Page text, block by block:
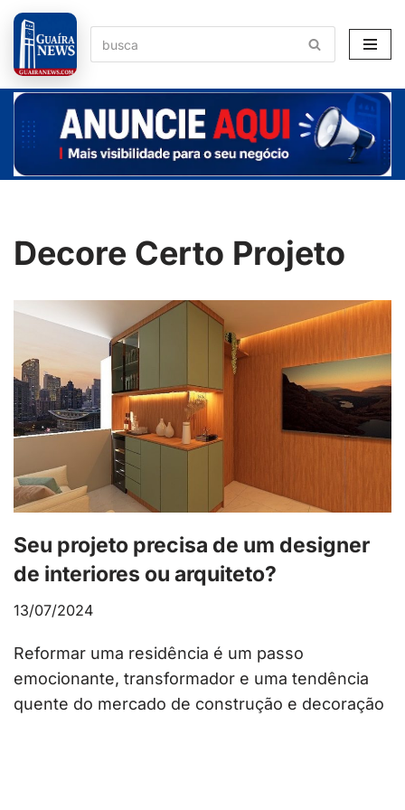
Pular
para
o
conteúdo
Decore Certo Projeto
Seu projeto precisa de um designer
de interiores ou arquiteto?
13/07/2024
Reformar uma residência é um passo
emocionante, transformador e uma tendência
quente do mercado de construção e decoração